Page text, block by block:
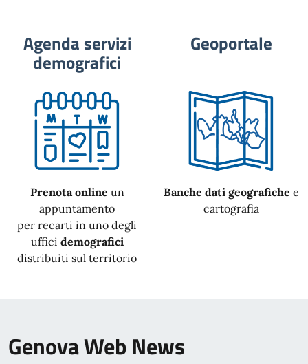
Agenda servizi
demografici
Prenota online un
appuntamento
per recarti in uno degli
uffici demografici
distribuiti sul territorio
Geoportale
Banche dati geografiche e
cartografia
Genova Web News